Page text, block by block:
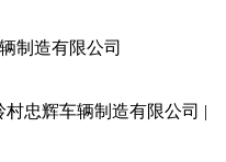
制造有限公司
忠辉车辆制造有限公司 |